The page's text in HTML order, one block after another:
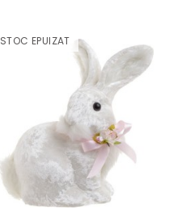
STOC EPUIZAT